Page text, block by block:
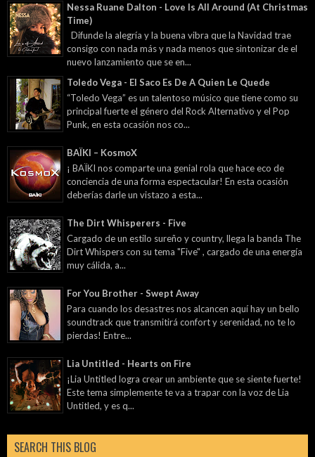
Nessa Ruane Dalton - Love Is All Around (At Christmas
Time)
Difunde la alegría y la buena vibra que la Navidad trae
consigo con nada más y nada menos que sintonizar de el
nuevo lanzamiento que se en...
Toledo Vega - El Saco Es De A Quien Le Quede
“Toledo Vega” es un talentoso músico que tiene como su
principal fuerte el género del Rock Alternativo y el Pop
Punk, en esta ocasión nos co...
BAÏKI – KosmoX
¡ BAÏKI nos comparte una genial rola que hace eco de
conciencia de una forma espectacular! En esta ocasión
deberías darle un vistazo a esta...
The Dirt Whisperers - Five
Cargado de un estilo sureño y country, llega la banda The
Dirt Whispers con su tema "Five" , cargado de una energía
muy cálida, a...
For You Brother - Swept Away
Para cuando los desastres nos alcancen aquí hay un bello
soundtrack que transmitirá confort y serenidad, no te lo
pierdas! Entre...
Lia Untitled - Hearts on Fire
¡Lia Untitled logra crear un ambiente que se siente fuerte!
Este tema simplemente te va a trapar con la voz de Lia
Untitled, y es q...
SEARCH THIS BLOG